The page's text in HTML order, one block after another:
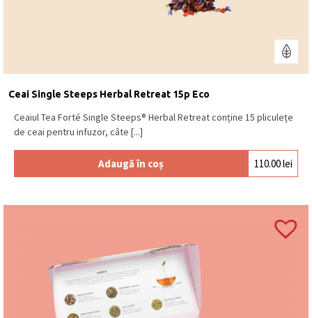
Ceai Single Steeps Herbal Retreat 15p Eco
Ceaiul Tea Forté Single Steeps® Herbal Retreat conține 15 pliculețe
de ceai pentru infuzor, câte [...]
Adaugă în coș 110.00lei